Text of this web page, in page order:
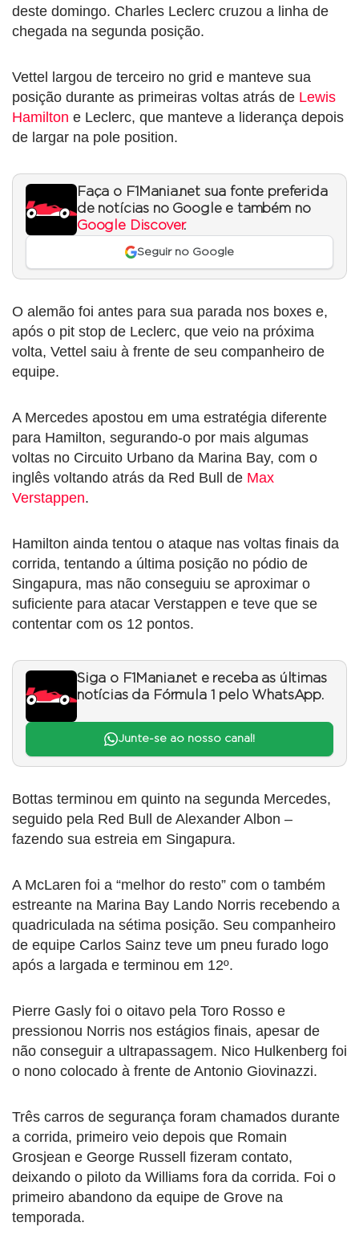
deste domingo. Charles Leclerc cruzou a linha de
chegada na segunda posição.
Vettel largou de terceiro no grid e manteve sua
posição durante as primeiras voltas atrás de Lewis
Hamilton e Leclerc, que manteve a liderança depois
de largar na pole position.
Faça o F1Mania.net sua fonte preferida
de notícias no Google e também no
Google Discover.
Seguir no Google
O alemão foi antes para sua parada nos boxes e,
após o pit stop de Leclerc, que veio na próxima
volta, Vettel saiu à frente de seu companheiro de
equipe.
A Mercedes apostou em uma estratégia diferente
para Hamilton, segurando-o por mais algumas
voltas no Circuito Urbano da Marina Bay, com o
inglês voltando atrás da Red Bull de Max
Verstappen.
Hamilton ainda tentou o ataque nas voltas finais da
corrida, tentando a última posição no pódio de
Singapura, mas não conseguiu se aproximar o
suficiente para atacar Verstappen e teve que se
contentar com os 12 pontos.
Siga o F1Mania.net e receba as últimas
notícias da Fórmula 1 pelo WhatsApp.
Junte-se ao nosso canal!
Bottas terminou em quinto na segunda Mercedes,
seguido pela Red Bull de Alexander Albon –
fazendo sua estreia em Singapura.
A McLaren foi a “melhor do resto” com o também
estreante na Marina Bay Lando Norris recebendo a
quadriculada na sétima posição. Seu companheiro
de equipe Carlos Sainz teve um pneu furado logo
após a largada e terminou em 12º.
Pierre Gasly foi o oitavo pela Toro Rosso e
pressionou Norris nos estágios finais, apesar de
não conseguir a ultrapassagem. Nico Hulkenberg foi
o nono colocado à frente de Antonio Giovinazzi.
Três carros de segurança foram chamados durante
a corrida, primeiro veio depois que Romain
Grosjean e George Russell fizeram contato,
deixando o piloto da Williams fora da corrida. Foi o
primeiro abandono da equipe de Grove na
temporada.